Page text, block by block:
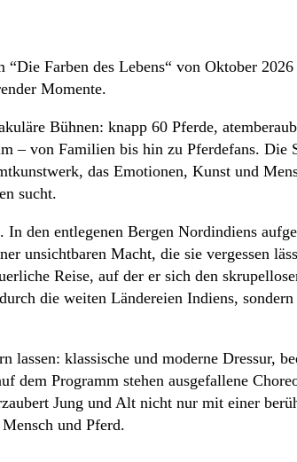
Farben des Lebens“ von Oktober
Momente.
Bühnen: knapp 60 Pferde,
– von Familien bis hin zu Pferdefans. Die
das Emotionen, Kunst und
sucht.
den entlegenen Bergen Nordindiens
unsichtbaren Macht, die sie vergessen
Reise, auf der er sich den
die weiten Ländereien Indiens,
klassische und moderne Dressur,
dem Programm stehen ausgefallene
Jung und Alt nicht nur mit einer
und Pferd.